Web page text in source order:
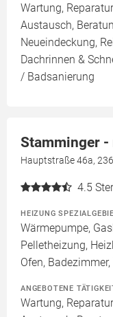
Wartung,
Austausch,
Neueindeckung,
Dachrinnen &
/ Badsanierung
Stamminger
Hauptstraße 46a,
4.5
HEIZUNG
Wärmepumpe,
Pelletheizung,
Ofen,
ANGEBOTENE
Wartung,